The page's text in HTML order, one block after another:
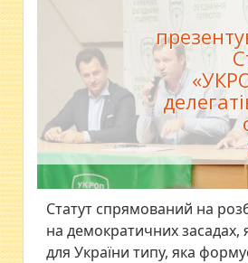
Статут спрямований на
на демократичних засадах,
для України типу, яка